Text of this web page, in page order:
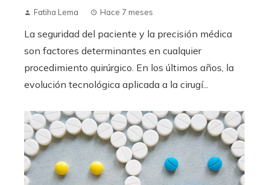
Fatiha Lema Hace 7 meses
La seguridad del paciente y la precisión médica
son factores determinantes en cualquier
procedimiento quirúrgico. En los últimos años, la
evolución tecnológica aplicada a la cirugí...